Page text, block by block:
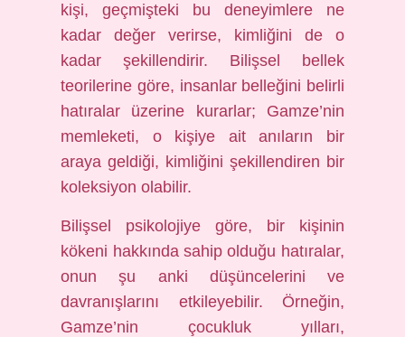
kişi, geçmişteki bu deneyimlere ne
kadar değer verirse, kimliğini de o
kadar şekillendirir. Bilişsel bellek
teorilerine göre, insanlar belleğini belirli
hatıralar üzerine kurarlar; Gamze’nin
memleketi, o kişiye ait anıların bir
araya geldiği, kimliğini şekillendiren bir
koleksiyon olabilir.
Bilişsel psikolojiye göre, bir kişinin
kökeni hakkında sahip olduğu hatıralar,
onun şu anki düşüncelerini ve
davranışlarını etkileyebilir. Örneğin,
Gamze’nin çocukluk yılları,